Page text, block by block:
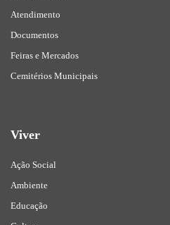
Atendimento
Documentos
Feiras e Mercados
Cemitérios Municipais
Viver
Ação Social
Ambiente
Educação